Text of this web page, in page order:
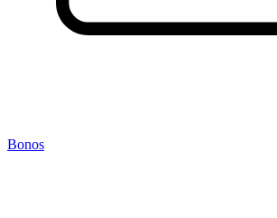
Bonos